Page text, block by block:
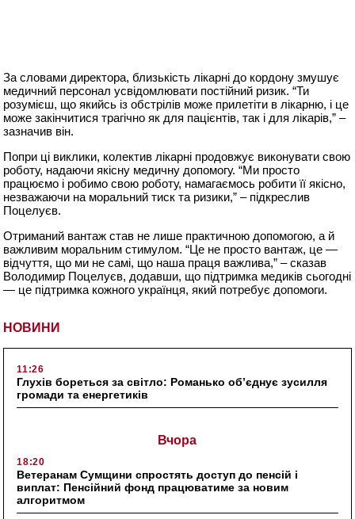
НОВИНИ
11:26
Глухів бореться за світло: Романько об’єднує зусилля
громади та енергетиків
Вчора
18:20
Ветеранам Сумщини спростять доступ до пенсій і
виплат: Пенсійний фонд працюватиме за новим
алгоритмом
За словами директора, близькість лікарні до кордону змушує
медичний персонал усвідомлювати постійний ризик. “Ти
розумієш, що якийсь із обстрілів може прилетіти в лікарню, і це
може закінчитися трагічно як для пацієнтів, так і для лікарів,” –
зазначив він.
Попри ці виклики, колектив лікарні продовжує виконувати свою
роботу, надаючи якісну медичну допомогу. “Ми просто
працюємо і робимо свою роботу, намагаємось робити її якісно,
незважаючи на моральний тиск та ризики,” – підкреслив
Поцелуєв.
Отриманий вантаж став не лише практичною допомогою, а й
важливим моральним стимулом. “Це не просто вантаж, це —
відчуття, що ми не самі, що наша праця важлива,” – сказав
Володимир Поцелуєв, додавши, що підтримка медиків сьогодні
— це підтримка кожного українця, який потребує допомоги.